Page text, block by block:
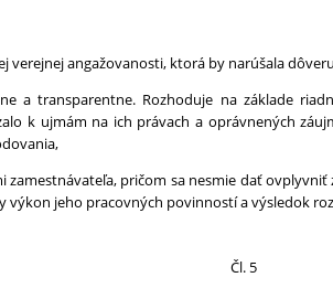
verejnej angažovanosti, ktorá by narúšala
a transparentne. Rozhoduje na základe
k ujmám na ich právach a oprávnených
zamestnávateľa, pričom sa nesmie dať
jeho pracovných povinností a výsledok
Čl. 5